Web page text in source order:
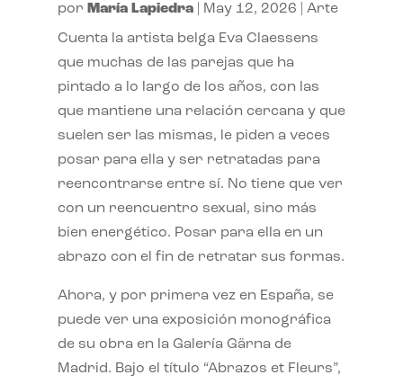
por María Lapiedra| May 12, 2026 Arte
Cuenta la artista belga Eva Claessens
que muchas de las parejas que ha
pintado a lo largo de los años, con las
que mantiene una relación cercana y que
suelen ser las mismas, le piden a veces
posar para ella y ser retratadas para
reencontrarse entre sí. No tiene que ver
con un reencuentro sexual, sino más
bien energético. Posar para ella en un
abrazo con el fin de retratar sus formas.
Ahora, y por primera vez en España, se
puede ver una exposición monográfica
de su obra en la Galería Gärna de
Madrid. Bajo el título “Abrazos et Fleurs”,